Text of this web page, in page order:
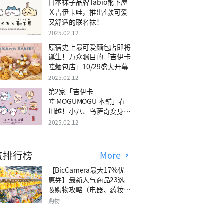
日本袜子品牌Tabio靴下屋
Ｘ吉伊卡哇，推出4款可爱
又舒适的联名袜！
2025.02.12
原宿史上最可爱麵包店即将
诞生！万众瞩目的「吉伊卡
哇麵包店」10/29盛大开幕
2025.02.12
第2家「吉伊卡
哇 MOGUMOGU 本舖」在
川越！小八、乌萨奇变身可
爱地瓜！
2025.02.12
行榜 More
【BicCamera最大17%优
惠券】最新人气商品23选
＆购物攻略（电器、药妆、
玩具等）
购物